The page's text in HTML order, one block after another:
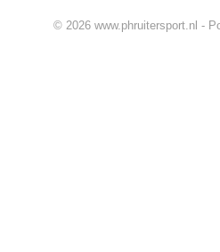
© 2026 www.phruitersport.nl -